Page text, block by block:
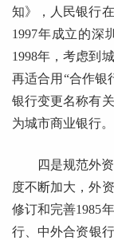
知》，人民银行
1997年成立的深
1998年，考虑到
再适合用“合作银
银行变更名称有
为城市商业银行。
四是规范外
度不断加大，外
修订和完善1985
行、中外合资银